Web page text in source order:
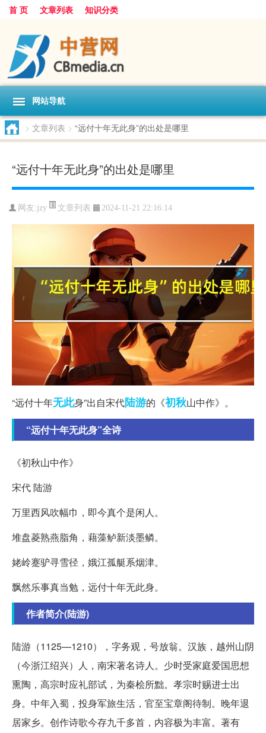
首 页 文章列表 知识分类
网站导航
> 文章列表 > “远付十年无此身”的出处是哪里
“远付十年无此身”的出处是哪里
网友:jzy 文章列表 2024-11-21 22:16:14
“远付十年无此身”出自宋代陆游的《初秋山中作》。
“远付十年无此身”全诗
《初秋山中作》
宋代 陆游
万里西风吹幅巾，即今真个是闲人。
堆盘菱熟燕脂角，藉藻鲈新淡墨鳞。
姥岭蹇驴寻雪径，娥江孤艇系烟津。
飘然乐事真当勉，远付十年无此身。
作者简介(陆游)
陆游（1125—1210），字务观，号放翁。汉族，越州山阴
（今浙江绍兴）人，南宋著名诗人。少时受家庭爱国思想
熏陶，高宗时应礼部试，为秦桧所黜。孝宗时赐进士出
身。中年入蜀，投身军旅生活，官至宝章阁待制。晚年退
居家乡。创作诗歌今存九千多首，内容极为丰富。著有